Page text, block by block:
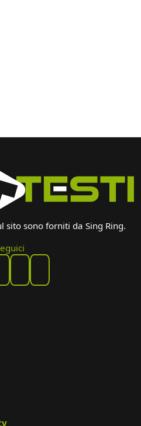
sito sono forniti da Sing Ring.